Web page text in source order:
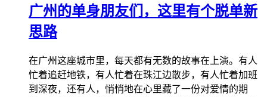
广州的单身朋友们，这里有个脱单新
思路
在广州这座城市里，每天都有无数的故事在上演。有人
忙着追赶地铁，有人忙着在珠江边散步，有人忙着加班
到深夜，还有人，悄悄地在心里藏了一份对爱情的期